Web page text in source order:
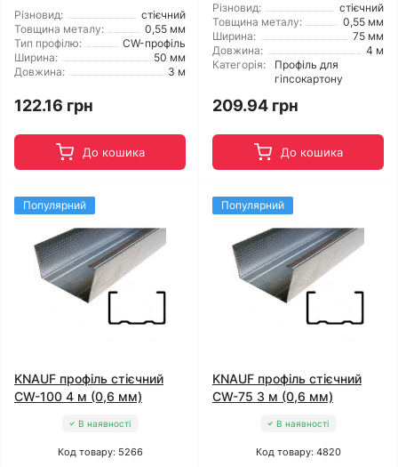
Різновид:
стієчний
Товщина металу:
0,55 мм
Тип профілю:
CW-профіль
Ширина:
50 мм
Довжина:
3 м
122.16 грн
До кошика
Різновид:
стієчний
Товщина металу:
0,55 мм
Ширина:
75 мм
Довжина:
4 м
Категорія:
Профіль для
гіпсокартону
209.94 грн
До кошика
Популярний
KNAUF профіль стієчний
CW-100 4 м (0,6 мм)
В наявності
Код товару: 5266
Популярний
KNAUF профіль стієчний
CW-75 3 м (0,6 мм)
В наявності
Код товару: 4820